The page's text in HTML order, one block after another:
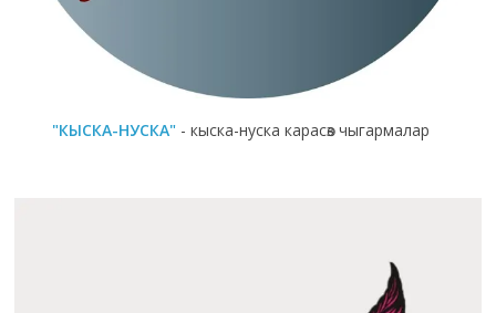
"КЫСКА-НУСКА" - кыска-нуска карасөз чыгармалар